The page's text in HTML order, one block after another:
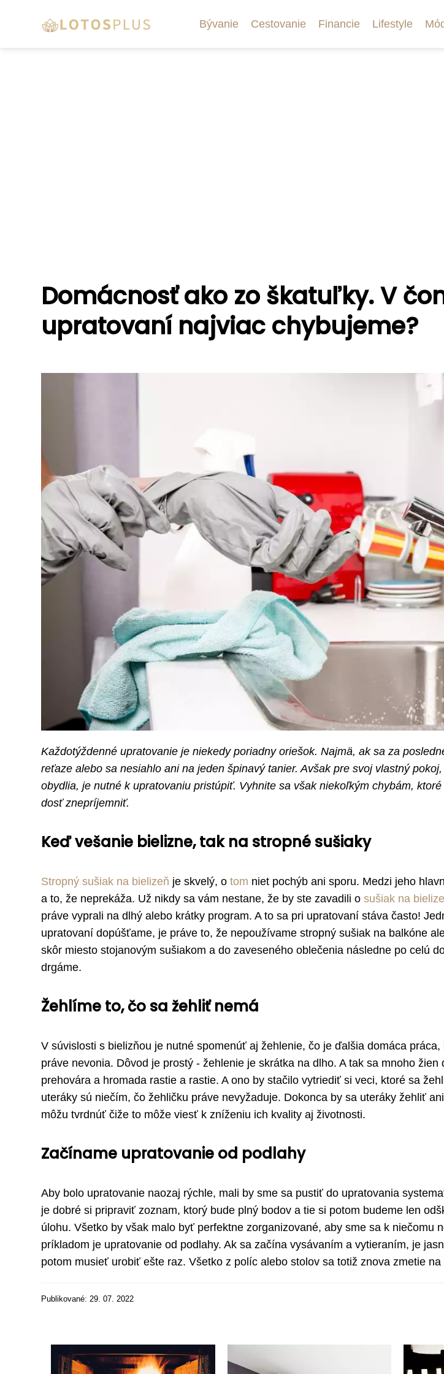
Bývanie Cestovanie Financie Lifestyle
Domácnosť ako zo škatuľky. V
upratovaní najviac chybujeme?
Každotýždenné upratovanie je niekedy poriadny oriešok. Najmä, ak sa za
reťaze alebo sa nesiahlo ani na jeden špinavý tanier. Avšak pre svoj vlastný
obydlia, je nutné k upratovaniu pristúpiť. Vyhnite sa však niekoľkým chybám,
dosť znepríjemniť.
Keď vešanie bielizne, tak na stropné sušiaky
Stropný sušiak na bielizeň je skvelý, o tom niet pochýb ani sporu. Medzi jeho
a to, že neprekáža. Už nikdy sa vám nestane, že by ste zavadili o sušiak na
práve vyprali na dlhý alebo krátky program. A to sa pri upratovaní stáva často!
upratovaní dopúšťame, je práve to, že nepoužívame stropný sušiak na balkóne
skôr miesto stojanovým sušiakom a do zaveseného oblečenia následne po celú
drgáme.
Žehlíme to, čo sa žehliť nemá
V súvislosti s bielizňou je nutné spomenúť aj žehlenie, čo je ďalšia domáca
práve nevonia. Dôvod je prostý - žehlenie je skrátka na dlho. A tak sa mnoho žien
prehovára a hromada rastie a rastie. A ono by stačilo vytriediť si veci, ktoré sa
uteráky sú niečím, čo žehličku práve nevyžaduje. Dokonca by sa uteráky žehliť
môžu tvrdnúť čiže to môže viesť k zníženiu ich kvality aj životnosti.
Začíname upratovanie od podlahy
Aby bolo upratovanie naozaj rýchle, mali by sme sa pustiť do upratovania
je dobré si pripraviť zoznam, ktorý bude plný bodov a tie si potom budeme len
úlohu. Všetko by však malo byť perfektne zorganizované, aby sme sa k niečomu
príkladom je upratovanie od podlahy. Ak sa začína vysávaním a vytieraním, je
potom musieť urobiť ešte raz. Všetko z políc alebo stolov sa totiž znova zmetie na
Publikované: 29. 07. 2022